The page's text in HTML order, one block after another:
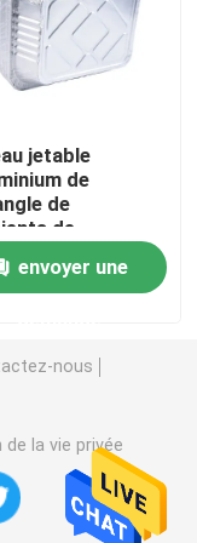
d'aluminium
jetable
de
de
de
de papier
envoyer une
nous
la vie privée